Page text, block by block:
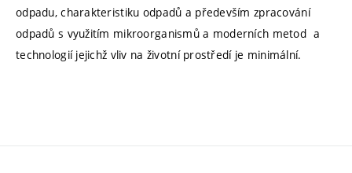
odpadu, charakteristiku odpadů a především zpracování
odpadů s využitím mikroorganismů a moderních metod a
technologií jejichž vliv na životní prostředí je minimální.